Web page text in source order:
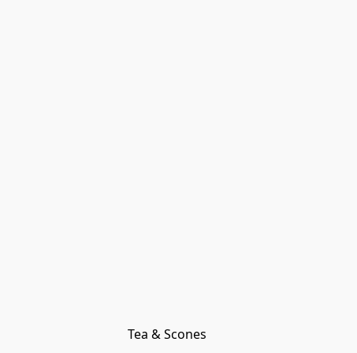
Tea & Scones